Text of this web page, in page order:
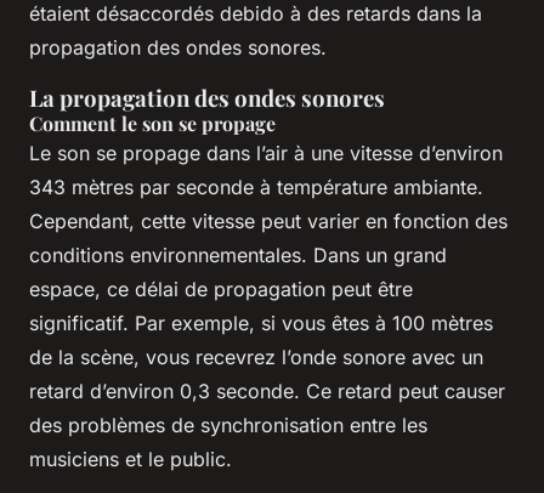
étaient désaccordés debido à des retards dans la
propagation des ondes sonores.
La propagation des ondes sonores
Comment le son se propage
Le son se propage dans l’air à une vitesse d’environ
343 mètres par seconde à température ambiante.
Cependant, cette vitesse peut varier en fonction des
conditions environnementales. Dans un grand
espace, ce délai de propagation peut être
significatif. Par exemple, si vous êtes à 100 mètres
de la scène, vous recevrez l’onde sonore avec un
retard d’environ 0,3 seconde. Ce retard peut causer
des problèmes de synchronisation entre les
musiciens et le public.